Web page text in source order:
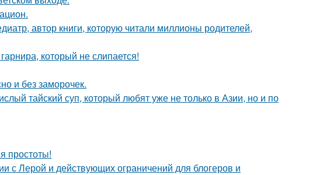
автор книги, которую читали миллионы родителей,
который не слипается!
и без заморочек.
тайский суп, который любят уже не только в Азии, но и по
простоты!
с Лерой и действующих ограничений для блогеров и